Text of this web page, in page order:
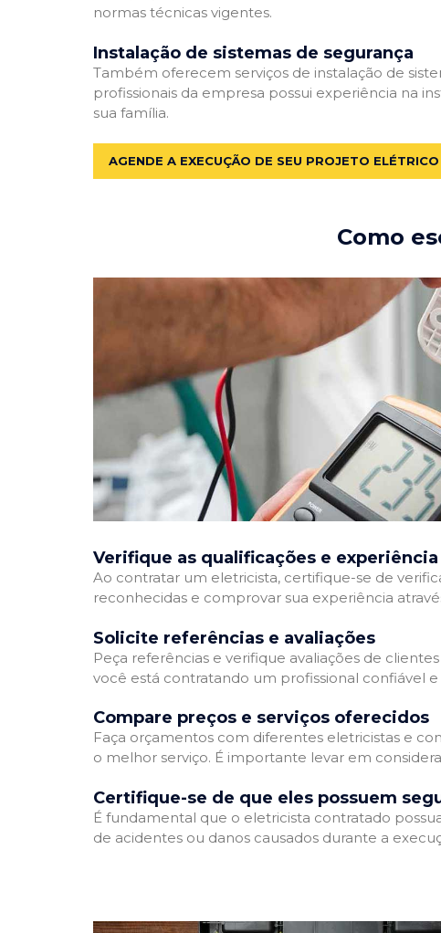
normas técnicas vigentes.
Instalação de sistemas de segurança
Também oferecem serviços de instalação de
profissionais da empresa possui experiência na
sua família.
AGENDE A EXECUÇÃO DE SEU PROJETO ELÉTRICO
Como
Verifique as qualificações e experiência
Ao contratar um eletricista, certifique-se de
reconhecidas e comprovar sua experiência
Solicite referências e avaliações
Peça referências e verifique avaliações de
você está contratando um profissional confiável
Compare preços e serviços oferecidos
Faça orçamentos com diferentes eletricistas e
o melhor serviço. É importante levar em
Certifique-se de que eles possuem
É fundamental que o eletricista contratado
de acidentes ou danos causados durante a